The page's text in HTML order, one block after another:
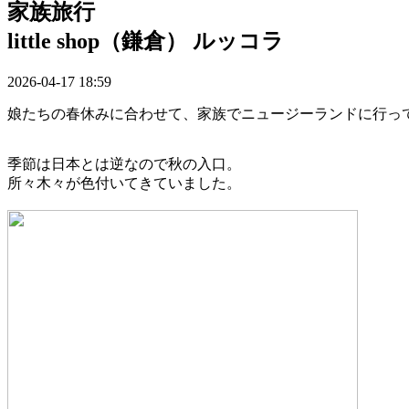
家族旅行
little shop（鎌倉） ルッコラ
2026-04-17 18:59
娘たちの春休みに合わせて、家族でニュージーランドに行っ
季節は日本とは逆なので秋の入口。
所々木々が色付いてきていました。